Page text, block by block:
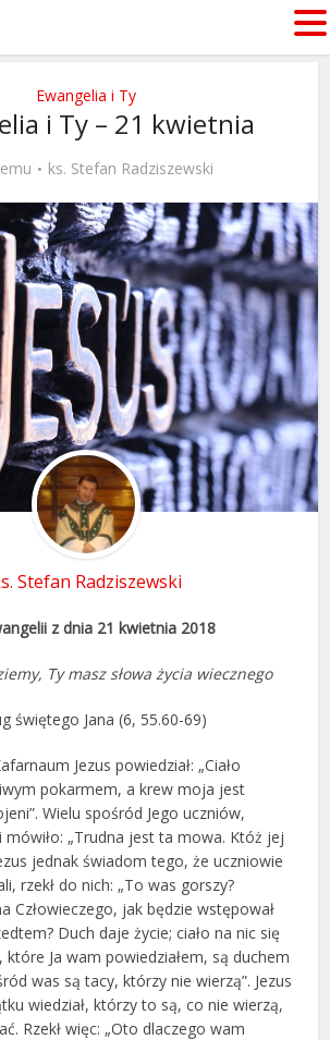
Ewangelia i Ty
i Ty – 21 kwietnia
ks. Stefan Radziszewski
Stefan Radziszewski
z dnia 21 kwietnia 2018
Ty masz słowa życia wiecznego
świętego Jana (6, 55.60-69)
Jezus powiedział: „Ciało
pokarmem, a krew moja jest
Wielu spośród Jego uczniów,
mówiło: „Trudna jest ta mowa. Któż jej
jednak świadom tego, że uczniowie
rzekł do nich: „To was gorszy?
Człowieczego, jak będzie wstępował
Duch daje życie; ciało na nic się
które Ja wam powiedziałem, są duchem
was są tacy, którzy nie wierzą”. Jezus
wiedział, którzy to są, co nie wierzą,
Rzekł więc: „Oto dlaczego wam